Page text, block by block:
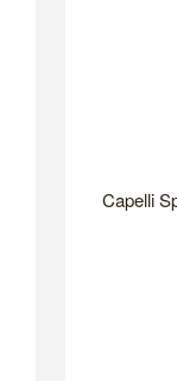
Capelli